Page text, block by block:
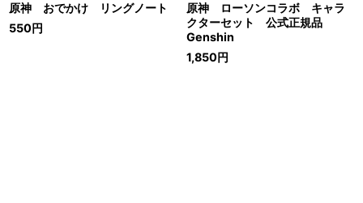
原神 おでかけ リングノート
550円
原神 ローソンコラボ キャラ
クターセット 公式正規品
Genshin
1,850円